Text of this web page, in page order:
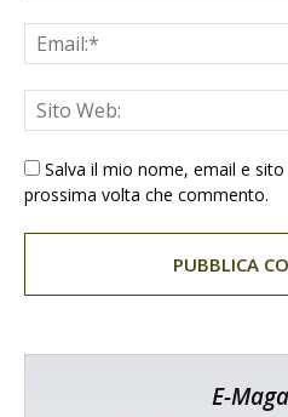
Salva il mio nome, email e
prossima volta che commento.
E-